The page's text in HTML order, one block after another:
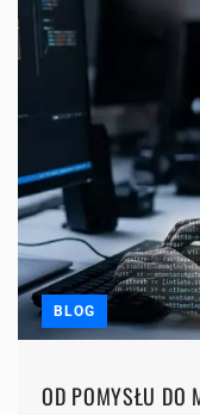
BLOG
OD POMYSŁU DO